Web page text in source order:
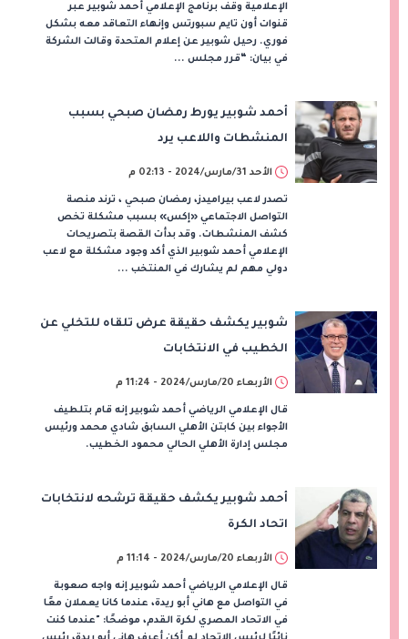
الإعلامية وقف برنامج الإعلامي أحمد شوبير عبر
قنوات أون تايم سبورتس وإنهاء التعاقد معه بشكل
فوري. رحيل شوبير عن إعلام المتحدة وقالت الشركة
في بيان: “قرر مجلس ...
أحمد شوبير يورط رمضان صبحي بسبب
المنشطات واللاعب يرد
الأحد 31/مارس/2024 - 02:13 م
تصدر لاعب بيراميدز، رمضان صبحي ، ترند منصة
التواصل الاجتماعي «إكس» بسبب مشكلة تخص
كشف المنشطات. وقد بدأت القصة بتصريحات
الإعلامي أحمد شوبير الذي أكد وجود مشكلة مع لاعب
دولي مهم لم يشارك في المنتخب ...
شوبير يكشف حقيقة عرض تلقاه للتخلي عن
الخطيب في الانتخابات
الأربعاء 20/مارس/2024 - 11:24 م
قال الإعلامي الرياضي أحمد شوبير إنه قام بتلطيف
الأجواء بين كابتن الأهلي السابق شادي محمد ورئيس
مجلس إدارة الأهلي الحالي محمود الخطيب.
أحمد شوبير يكشف حقيقة ترشحه لانتخابات
اتحاد الكرة
الأربعاء 20/مارس/2024 - 11:14 م
قال الإعلامي الرياضي أحمد شوبير إنه واجه صعوبة
في التواصل مع هاني أبو ريدة، عندما كانا يعملان معًا
في الاتحاد المصري لكرة القدم، موضحًا: "عندما كنت